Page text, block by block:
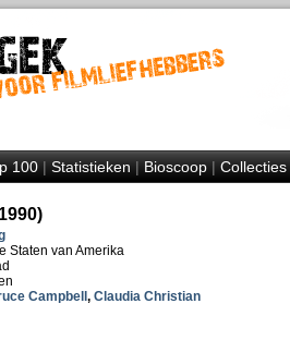
100|Statistieken|Bioscoop|Collecties
Staten van Amerika
Campbell , Claudia Christian